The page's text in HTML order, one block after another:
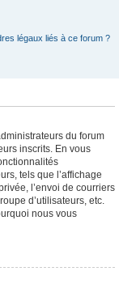
légaux liés à ce forum ?
du forum
inscrits. En vous
tels que l’affichage
l’envoi de courriers
d’utilisateurs, etc.
nous vous